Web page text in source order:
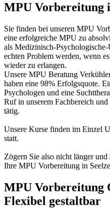
MPU Vorbereitung
Sie finden bei unseren MPU
eine erfolgreiche MPU zu
als Medizinisch-
echten Problem werden, wenn
wieder zu erlangen.
Unsere MPU Beratung
haben eine 98% Erfolgsquote.
Psychologen und eine
Ruf in unserem Fachbereich
tätig.
Unsere Kurse finden im Einzel
statt.
Zögern Sie also nicht länger
Ihre MPU Vorbereitung in
MPU Vorbereitung
Flexibel gestaltbar